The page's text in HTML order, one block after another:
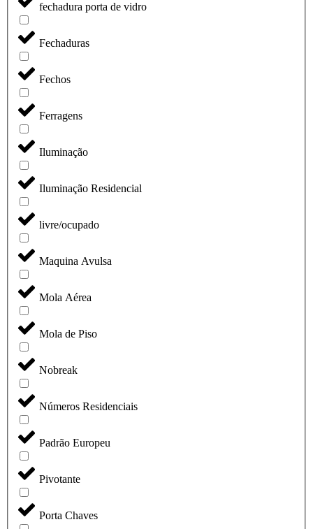
fechadura porta de vidro
Fechaduras
Fechos
Ferragens
Iluminação
Iluminação Residencial
livre/ocupado
Maquina Avulsa
Mola Aérea
Mola de Piso
Nobreak
Números Residenciais
Padrão Europeu
Pivotante
Porta Chaves